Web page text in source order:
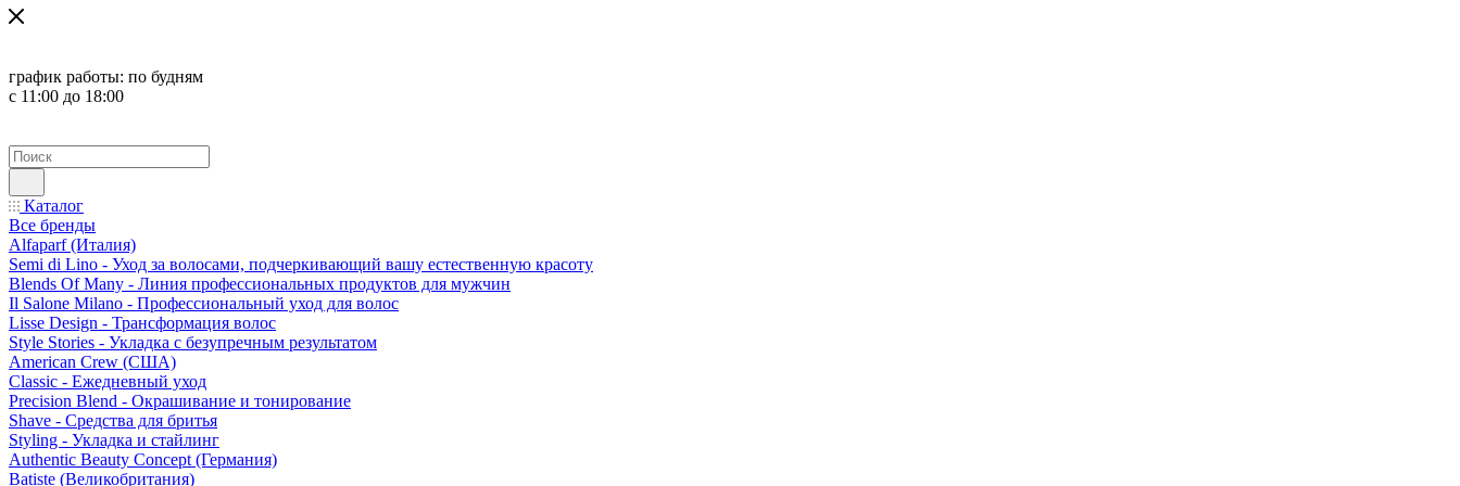
график работы: по будням
с 11:00 до 18:00
Каталог
Все бренды
Alfaparf (Италия)
Semi di Lino - Уход за волосами, подчеркивающий вашу естественную красоту
Blends Of Many - Линия профессиональных продуктов для мужчин
Il Salone Milano - Профессиональный уход для волос
Lisse Design - Трансформация волос
Style Stories - Укладка с безупречным результатом
American Crew (США)
Classic - Ежедневный уход
Precision Blend - Окрашивание и тонирование
Shave - Средства для бритья
Styling - Укладка и стайлинг
Authentic Beauty Concept (Германия)
Batiste (Великобритания)